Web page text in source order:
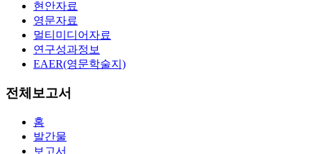
현안자료
영문자료
멀티미디어자료
연구성과정보
EAER(영문학술지)
전체보고서
홈
발간물
보고서